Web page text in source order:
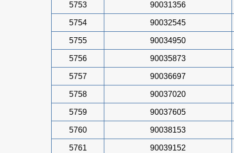
5753 90031356
5754 90032545
5755 90034950
5756 90035873
5757 90036697
5758 90037020
5759 90037605
5760 90038153
5761 90039152